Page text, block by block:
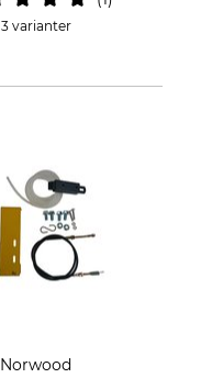
3 varianter
Norwood